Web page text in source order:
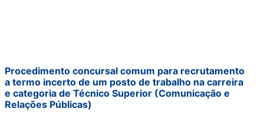
Procedimento concursal comum para recrutamento
a termo incerto de um posto de trabalho na carreira
e categoria de Técnico Superior (Comunicação e
Relações Públicas)